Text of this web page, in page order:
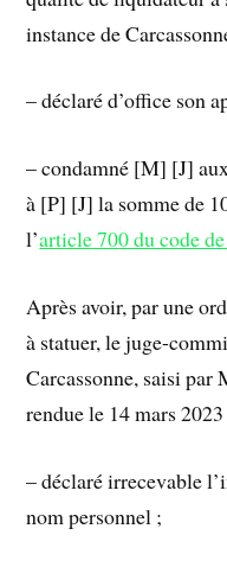
instance de
– déclaré d’office son
– condamné [M] [J]
à [P] [J] la somme de
l’article 700 du code
Après avoir, par une
à statuer, le juge-
Carcassonne, saisi par
rendue le 14 mars
– déclaré irrecevable
nom personnel ;